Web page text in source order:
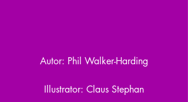
Autor: Phil Walker-Harding
Illustrator: Claus Stephan